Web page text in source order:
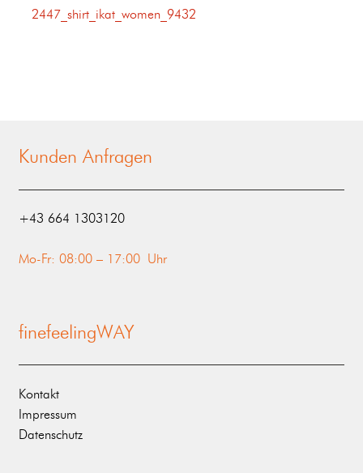
2447_shirt_ikat_women_9432
Kunden Anfragen
‭+43 664 1303120‬
Mo-Fr: 08:00 – 17:00 Uhr
finefeelingWAY
Kontakt
Impressum
Datenschutz